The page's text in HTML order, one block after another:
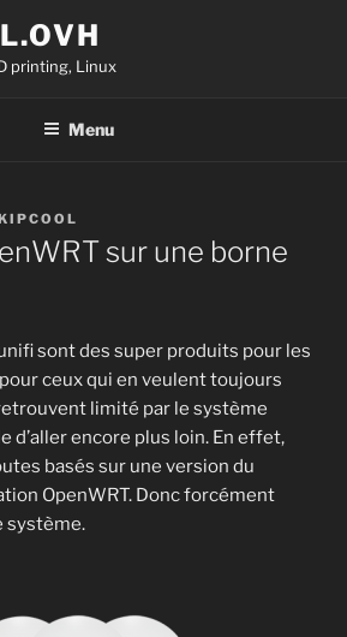
printing, Linux
Menu
sur une borne
sont des super produits pour les
ceux qui en veulent toujours
limité par le système
d’aller encore plus loin. En effet,
basés sur une version du
OpenWRT. Donc forcément
système.